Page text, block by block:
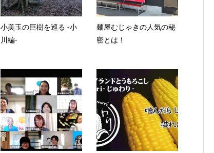
小美玉の巨樹を巡る -小
川編-
麺屋むじゃきの人気の秘
密とは！